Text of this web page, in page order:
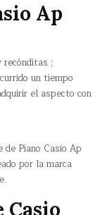
Ap
;
un tiempo
el aspecto con
Piano Casio Ap
por la marca
Casio